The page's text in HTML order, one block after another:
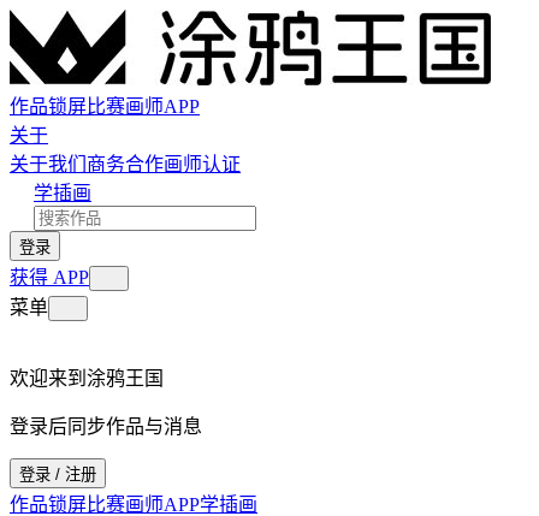
作品锁屏比赛画师APP
关于
关于我们 商务合作画师认证
学插画
登录
获得 APP
菜单
欢迎来到涂鸦王国
登录后同步作品与消息
登录 / 注册
作品锁屏比赛画师APP学插画